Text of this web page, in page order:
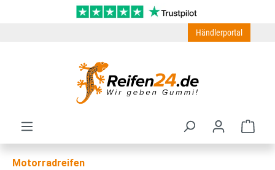
Zum Hauptinhalt springen
Händlerportal
Motorradreifen